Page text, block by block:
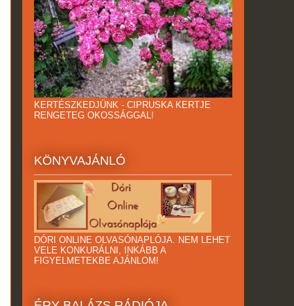
KERTÉSZKEDJÜNK - CIPRUSKA KERTJE
RENGETEG OKOSSÁGGAL!
KÖNYVAJÁNLÓ
DÓRI ONLINE OLVASÓNAPLÓJA. NEM LEHET
VELE KONKURÁLNI, INKÁBB A
FIGYELMETEKBE AJÁNLOM!